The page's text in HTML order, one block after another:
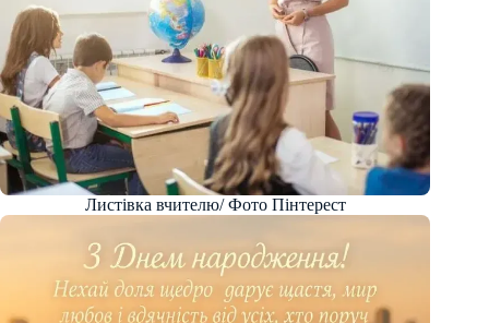
Листівка вчителю/ Фото Пінтерест